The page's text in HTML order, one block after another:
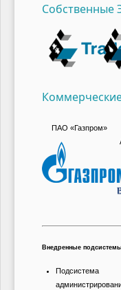
Собственные
ПАО «Газпром»
Внедренные
Подсистема